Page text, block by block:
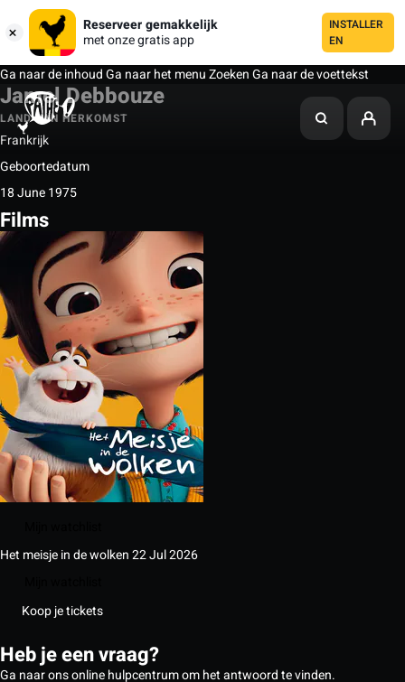
Reserveer gemakkelijk
met onze gratis app
INSTALLER
EN
Ga naar de inhoudGa naar het menuZoekenGa naar de voettekst
Jamel Debbouze
LAND VAN HERKOMST
Frankrijk
Geboortedatum
18 June 1975
Films
Het meisje in de wolken22 Jul 2026
Koop je tickets
Heb je een vraag?
Ga naar ons online hulpcentrum om het antwoord te vinden.